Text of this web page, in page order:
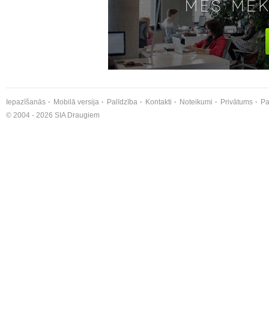
Iepazīšanās Mobilā versija Palīdzība Kontakti Noteikumi Privātums
© 2004 - 2026 SIA Draugiem